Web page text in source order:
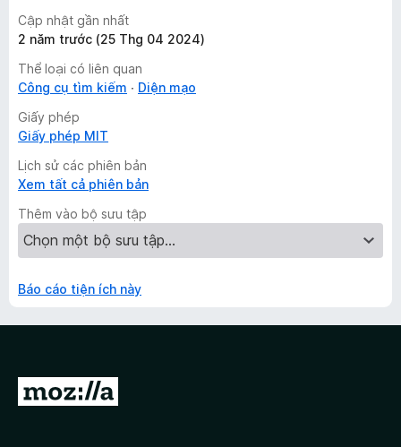
Cập nhật gần nhất
2 năm trước (25 Thg 04 2024)
Thể loại có liên quan
Công cụ tìm kiếm
Diện mạo
Giấy phép
Giấy phép MIT
Lịch sử các phiên bản
Xem tất cả phiên bản
Thêm vào bộ sưu tập
Báo cáo tiện ích này
Đ